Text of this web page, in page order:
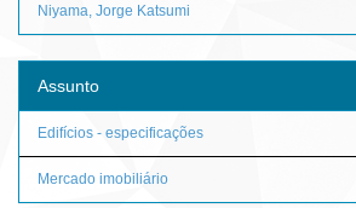
Niyama, Jorge Katsumi
Assunto
Edifícios - especificações
Mercado imobiliário